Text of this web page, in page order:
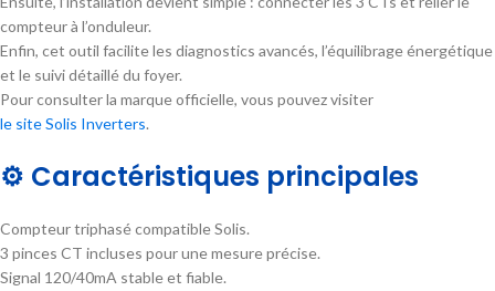
compteur à l’onduleur.
Enfin, cet outil facilite les diagnostics avancés, l’équilibrage énergétique
et le suivi détaillé du foyer.
Pour consulter la marque officielle, vous pouvez visiter
le site Solis Inverters.
⚙️ Caractéristiques principales
Compteur triphasé compatible Solis.
3 pinces CT incluses pour une mesure précise.
Signal 120/40mA stable et fiable.